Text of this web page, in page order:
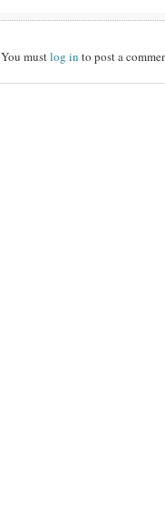
You mustlog in to post a